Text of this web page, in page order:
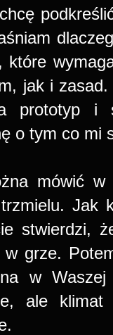
jak i
prototyp i
o tym co
mówić
Jak
stwierdzi,
w grze.
w
ale